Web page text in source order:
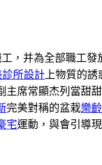
并為全部職工發
診所設計 上物質的
席常顯杰列當甜
完美對稱的盆栽樂
宅運動，與會引導